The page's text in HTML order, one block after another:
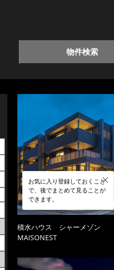
物件検索
お気に入り登録しておくこと
で、後でまとめて見ることが
できます。
積水ハウス シャーメゾン
MAISONEST